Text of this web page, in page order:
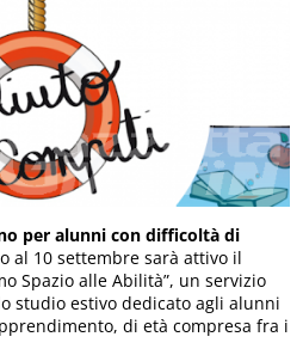
per alunni con difficoltà di
al 10 settembre sarà attivo il
Spazio alle Abilità”, un servizio
studio estivo dedicato agli alunni
di età compresa fra i